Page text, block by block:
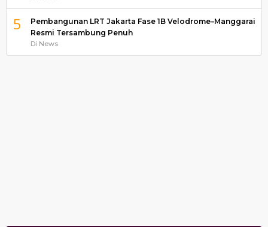
5
Pembangunan LRT Jakarta Fase 1B Velodrome–Manggarai
Resmi Tersambung Penuh
Di News